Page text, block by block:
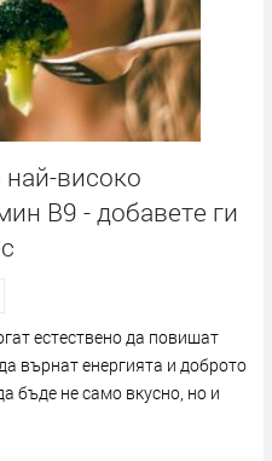
най-високо
B9 - добавете ги
естествено да повишат
върнат енергията и доброто
бъде не само вкусно, но и